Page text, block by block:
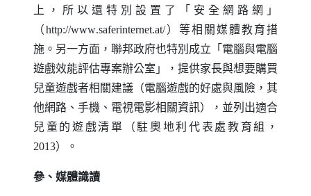
上，所以還特別設置了「安全網路網」
（http://www.saferinternet.at/）等相關媒體教育措
施。另一方面，聯邦政府也特別成立「電腦與電腦
遊戲效能評估專案辦公室」，提供家長與想要購買
兒童遊戲者相關建議（電腦遊戲的好處與風險，其
他網路、手機、電視電影相關資訊），並列出適合
兒童的遊戲清單（駐奧地利代表處教育組，
2013）。
參、媒體識讀